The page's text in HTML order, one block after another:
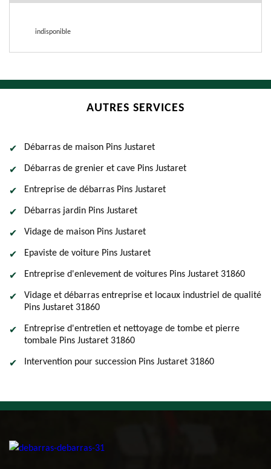
indisponible
AUTRES SERVICES
Débarras de maison Pins Justaret
Débarras de grenier et cave Pins Justaret
Entreprise de débarras Pins Justaret
Débarras jardin Pins Justaret
Vidage de maison Pins Justaret
Epaviste de voiture Pins Justaret
Entreprise d'enlevement de voitures Pins Justaret 31860
Vidage et débarras entreprise et locaux industriel de qualité
Pins Justaret 31860
Entreprise d'entretien et nettoyage de tombe et pierre
tombale Pins Justaret 31860
Intervention pour succession Pins Justaret 31860